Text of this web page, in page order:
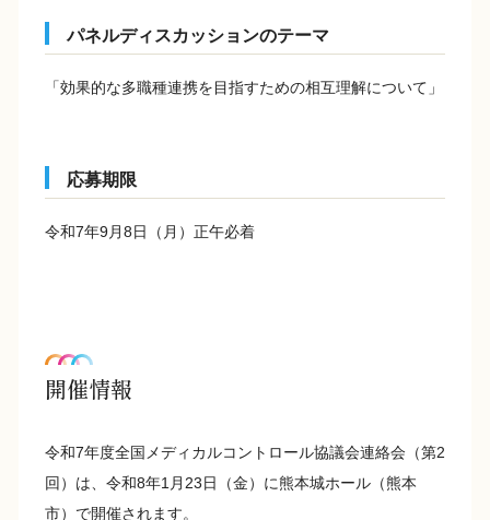
パネルディスカッションのテーマ
「効果的な多職種連携を目指すための相互理解について」
応募期限
令和7年9月8日（月）正午必着
開催情報
令和7年度全国メディカルコントロール協議会連絡会（第2
回）は、令和8年1月23日（金）に熊本城ホール（熊本
市）で開催されます。